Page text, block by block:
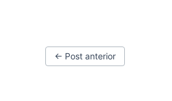
← Post anterior